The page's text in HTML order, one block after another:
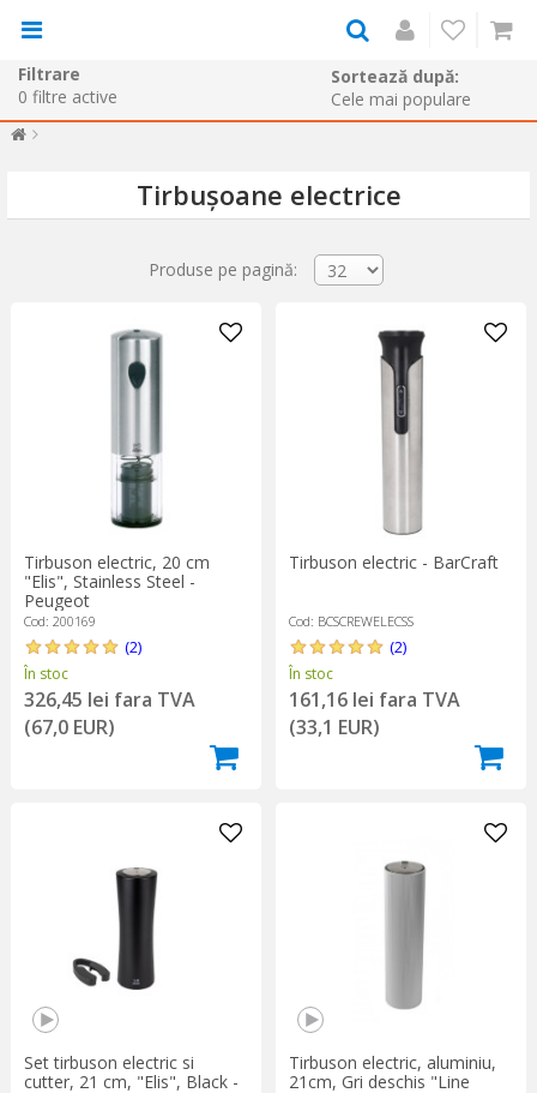
Filtrare
0 filtre active
Sortează după:
Tirbușoane electrice
Produse pe pagină:
Tirbuson electric, 20 cm
"Elis", Stainless Steel -
Peugeot
Cod: 200169
(2)
În stoc
326,45 lei fara TVA
(67,0 EUR)
Tirbuson electric - BarCraft
Cod: BCSCREWELECSS
(2)
În stoc
161,16 lei fara TVA
(33,1 EUR)
Set tirbuson electric si
cutter, 21 cm, "Elis", Black -
Tirbuson electric, aluminiu,
21cm, Gri deschis "Line